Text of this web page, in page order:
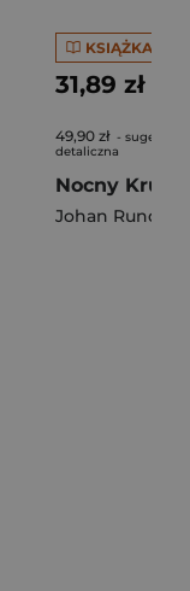
KSIĄŻKA
31,89 zł
49,90 zł -
detaliczna
Johan